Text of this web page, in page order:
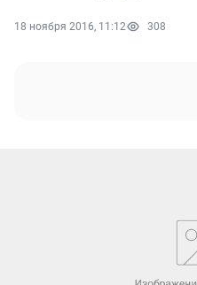
18 ноября 2016, 11:12 308